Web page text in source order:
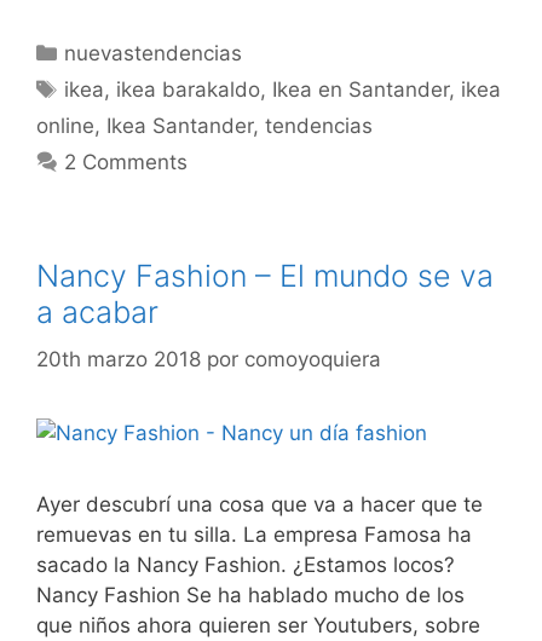
Categorías
nuevastendencias
Etiquetas
ikea, ikea barakaldo, Ikea en Santander, ikea
online, Ikea Santander, tendencias
2 Comments
Nancy Fashion – El mundo se va
a acabar
20th marzo 2018 por comoyoquiera
Ayer descubrí una cosa que va a hacer que te
remuevas en tu silla. La empresa Famosa ha
sacado la Nancy Fashion. ¿Estamos locos?
Nancy Fashion Se ha hablado mucho de los
que niños ahora quieren ser Youtubers, sobre